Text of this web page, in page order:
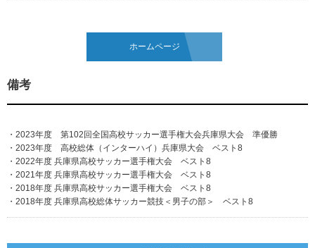
ホームページ
備考
・2023年度 第102回全国高校サッカー選手権大会兵庫県大会 準優勝
・2023年度 高校総体（インターハイ）兵庫県大会 ベスト8
・2022年度 兵庫県高校サッカー選手権大会 ベスト8
・2021年度 兵庫県高校サッカー選手権大会 ベスト8
・2018年度 兵庫県高校サッカー選手権大会 ベスト8
・2018年度 兵庫県高校総体サッカー競技＜男子の部＞ ベスト8